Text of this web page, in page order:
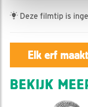
Deze filmtip is
Elk erf
BEKIJK